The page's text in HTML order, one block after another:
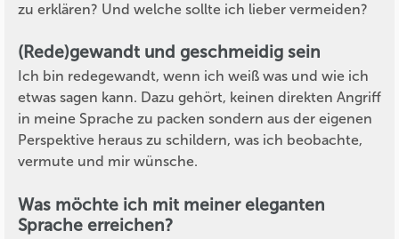
zu erklären? Und welche sollte ich lieber vermeiden?
(Rede)gewandt und geschmeidig sein
Ich bin redegewandt, wenn ich weiß was und wie ich
etwas sagen kann. Dazu gehört, keinen direkten Angriff
in meine Sprache zu packen sondern aus der eigenen
Perspektive heraus zu schildern, was ich beobachte,
vermute und mir wünsche.
Was möchte ich mit meiner eleganten
Sprache erreichen?